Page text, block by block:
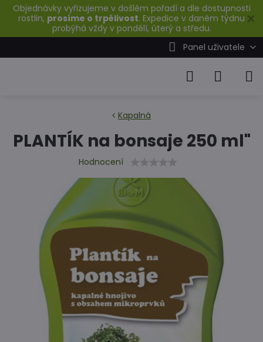
✕
Objednávky vyřizujeme v došlém pořadí a dle dostupnosti
rostlin, prosíme o trpělivost. Expedice v daném týdnu
probýhá vždy v pondělí, úterý a středu.
Panel uživatele
Kapalná
PLANTÍK na bonsaje 250 ml"
Hodnocení